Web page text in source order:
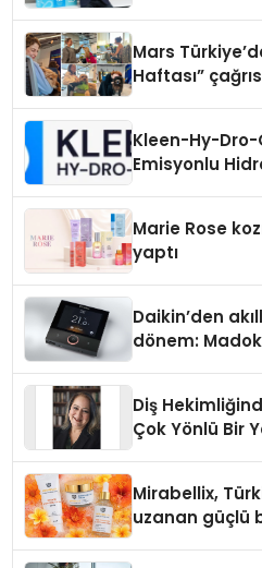
Mars
Haftası”
Kleen-Hy-Dro-
Emisyonlu
Marie Rose
yaptı
Daikin’den
dönem:
Diş
Çok Yönlü Bir
Mirabellix,
uzanan güçlü